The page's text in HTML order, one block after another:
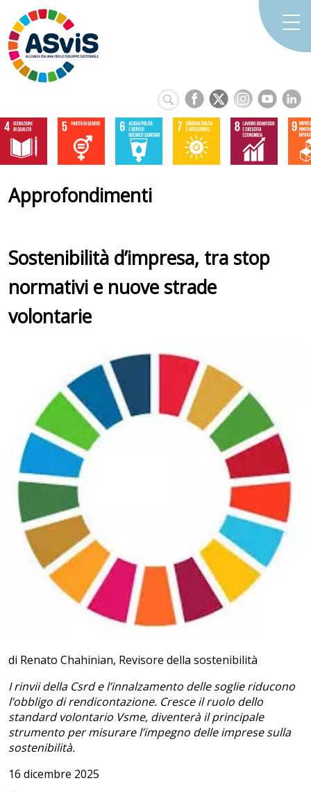
Approfondimenti
Sostenibilità d’impresa, tra stop
normativi e nuove strade
volontarie
di Renato Chahinian, Revisore della sostenibilità
I rinvii della Csrd e l’innalzamento delle soglie riducono
l’obbligo di rendicontazione. Cresce il ruolo dello
standard volontario Vsme, diventerà il principale
strumento per misurare l’impegno delle imprese sulla
sostenibilità.
16 dicembre 2025